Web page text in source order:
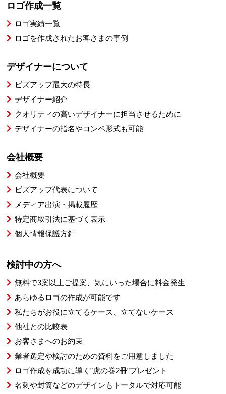
ロゴ作成一覧
ロゴ実績一覧
ロゴを作成されたお客さまの事例
デザイナーについて
ビズアップ最大の特長
デザイナー紹介
クオリティの高いデザイナーに担当させるために
デザイナーの指名やコンペ形式も可能
会社概要
会社概要
ビズアップ代表について
メディア出演・掲載履歴
特定商取引法に基づく表示
個人情報保護方針
検討中の方へ
無料で3案以上ご提案、気にいった場合に料金発生
あらゆるロゴの作成が可能です
私たちがお役に立てるケース、立てないケース
他社との比較表
お客さまへのお約束
業者選定や検討のための資料をご用意しました
ロゴ作成を成功に導く”虎の巻2冊”プレゼント
名刺や封筒などのデザインもトータルで対応可能